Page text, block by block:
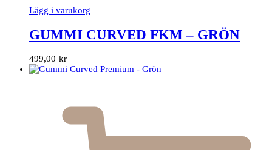
Lägg i varukorg
GUMMI CURVED FKM – GRÖN
499,00 kr